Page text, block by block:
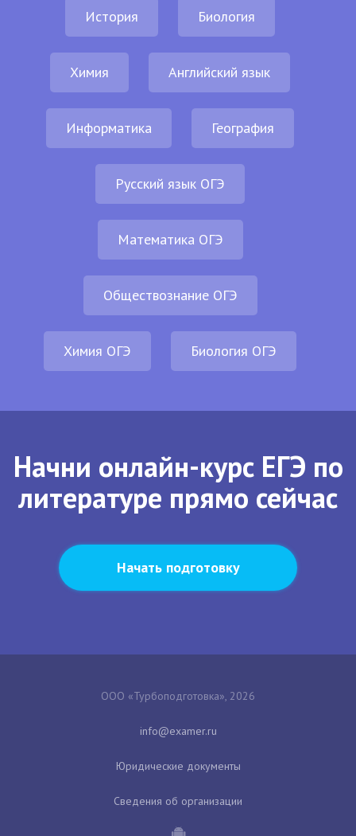
История Биология
Химия Английский язык
Информатика География
Русский язык ОГЭ
Математика ОГЭ
Обществознание ОГЭ
Химия ОГЭ Биология ОГЭ
Начни онлайн-курс ЕГЭ по
литературе прямо сейчас
Начать подготовку
ООО «Турбоподготовка», 2026
Юридические документы
Сведения об организации